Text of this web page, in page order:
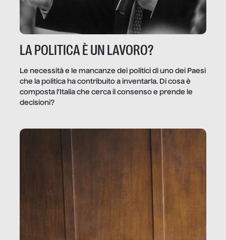
LA POLITICA È UN LAVORO?
Le necessità e le mancanze dei politici di uno dei Paesi
che la politica ha contribuito a inventarla. Di cosa è
composta l’Italia che cerca il consenso e prende le
decisioni?